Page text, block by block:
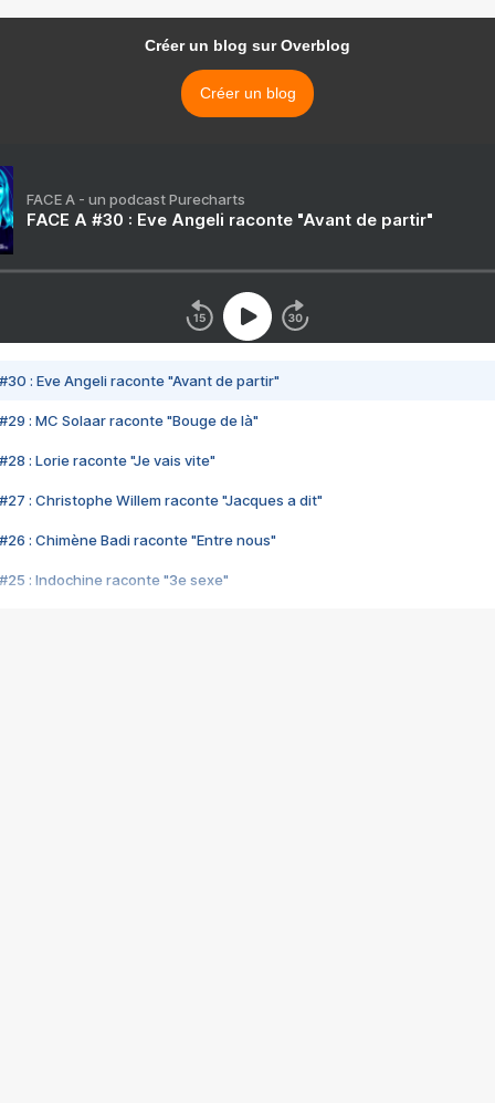
Créer un blog sur Overblog
Créer un blog
FACE A - un podcast Purecharts
FACE A #30 : Eve Angeli raconte "Avant de partir"
#30 : Eve Angeli raconte "Avant de partir"
#29 : MC Solaar raconte "Bouge de là"
#28 : Lorie raconte "Je vais vite"
#27 : Christophe Willem raconte "Jacques a dit"
#26 : Chimène Badi raconte "Entre nous"
#25 : Indochine raconte "3e sexe"